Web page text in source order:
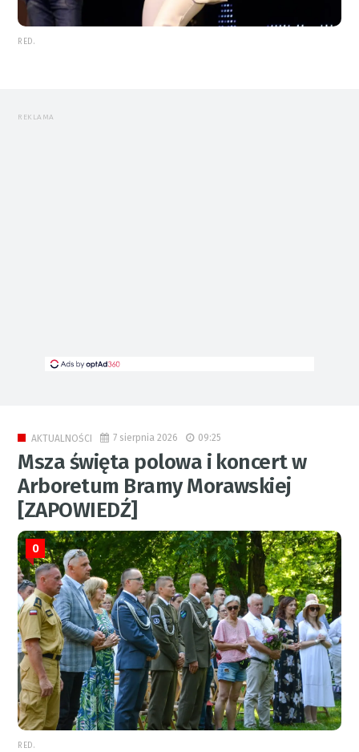
RED.
REKLAMA
AKTUALNOŚCI 7 sierpnia 2026 09:25
Msza święta polowa i koncert w
Arboretum Bramy Morawskiej
[ZAPOWIEDŹ]
0
RED.